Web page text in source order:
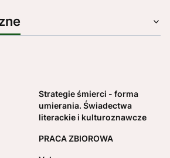
Strategie śmierci - forma
umierania. Świadectwa
literackie i kulturoznawcze
PRACA ZBIOROWA